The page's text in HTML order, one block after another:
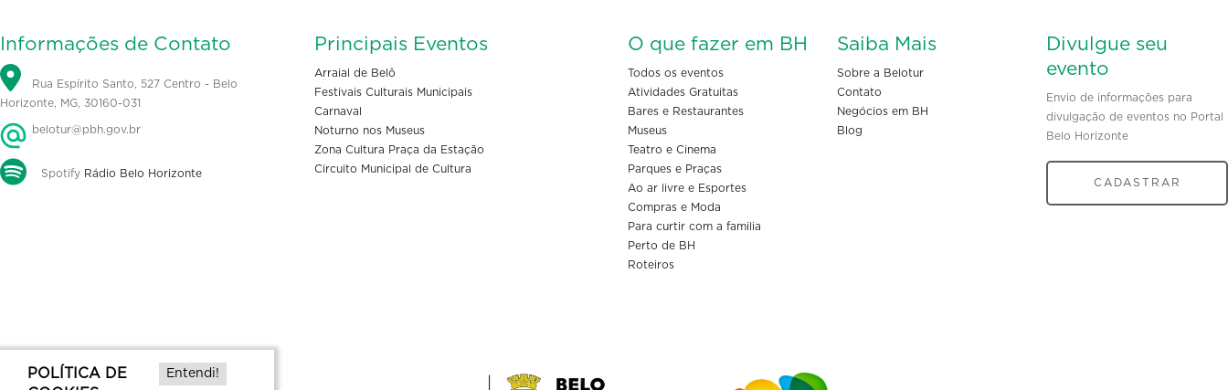
Informações de Contato
Rua Espírito Santo, 527 Centro - Belo
Horizonte, MG, 30160-031
belotur@pbh.gov.br
Spotify Rádio Belo Horizonte
Principais Eventos
Arraial de Belô
Festivais Culturais Municipais
Carnaval
Noturno nos Museus
Zona Cultura Praça da Estação
Circuito Municipal de Cultura
O que fazer em BH
Todos os eventos
Atividades Gratuitas
Bares e Restaurantes
Museus
Teatro e Cinema
Parques e Praças
Ao ar livre e Esportes
Compras e Moda
Para curtir com a familia
Perto de BH
Roteiros
Saiba Mais
Sobre a Belotur
Contato
Negócios em BH
Blog
Divulgue seu
evento
Envio de informações para
divulgação de eventos no Portal
Belo Horizonte
CADASTRAR
POLÍTICA DE
Entendi!